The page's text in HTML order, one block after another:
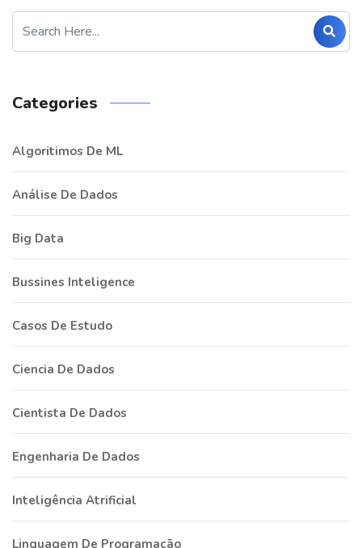
Categories
Algoritimos De ML
Análise De Dados
Big Data
Bussines Inteligence
Casos De Estudo
Ciencia De Dados
Cientista De Dados
Engenharia De Dados
Inteligência Atrificial
Linguagem De Programação